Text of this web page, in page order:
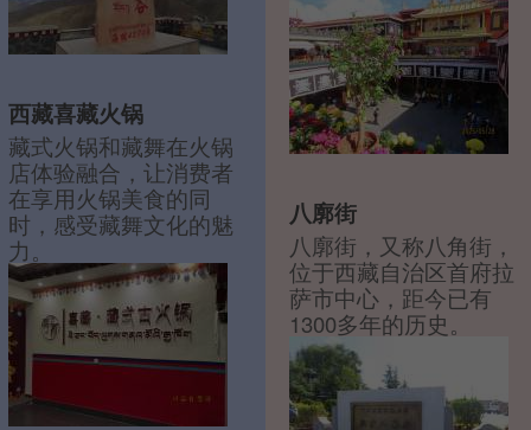
西藏喜藏火锅
藏式火锅和藏舞在火锅
店体验融合，让消费者
在享用火锅美食的同
时，感受藏舞文化的魅
力。
八廓街
八廓街，又称八角街，
位于西藏自治区首府拉
萨市中心，距今已有
1300多年的历史。